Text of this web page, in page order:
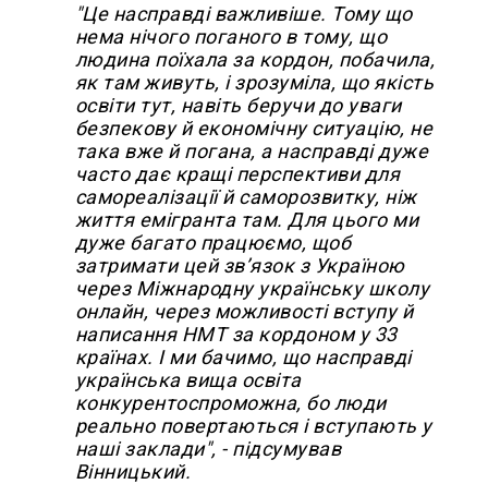
"Це насправді важливіше. Тому що
нема нічого поганого в тому, що
людина поїхала за кордон, побачила,
як там живуть, і зрозуміла, що якість
освіти тут, навіть беручи до уваги
безпекову й економічну ситуацію, не
така вже й погана, а насправді дуже
часто дає кращі перспективи для
самореалізації й саморозвитку, ніж
життя емігранта там. Для цього ми
дуже багато працюємо, щоб
затримати цей зв’язок з Україною
через Міжнародну українську школу
онлайн, через можливості вступу й
написання НМТ за кордоном у 33
країнах. І ми бачимо, що насправді
українська вища освіта
конкурентоспроможна, бо люди
реально повертаються і вступають у
наші заклади", - підсумував
Вінницький.